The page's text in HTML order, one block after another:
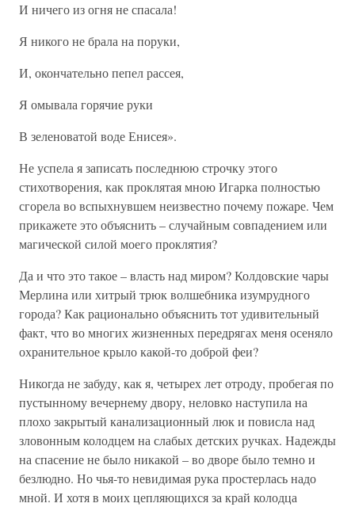
И ничего из огня не спасала!
Я никого не брала на поруки,
И, окончательно пепел рассея,
Я омывала горячие руки
В зеленоватой воде Енисея».
Не успела я записать последнюю строчку этого
стихотворения, как проклятая мною Игарка полностью
сгорела во вспыхнувшем неизвестно почему пожаре. Чем
прикажете это объяснить – случайным совпадением или
магической силой моего проклятия?
Да и что это такое – власть над миром? Колдовские чары
Мерлина или хитрый трюк волшебника изумрудного
города? Как рационально объяснить тот удивительный
факт, что во многих жизненных передрягах меня осеняло
охранительное крыло какой-то доброй феи?
Никогда не забуду, как я, четырех лет отроду, пробегая по
пустынному вечернему двору, неловко наступила на
плохо закрытый канализационный люк и повисла над
зловонным колодцем на слабых детских ручках. Надежды
на спасение не было никакой – во дворе было темно и
безлюдно. Но чья-то невидимая рука простерлась надо
мной. И хотя в моих цепляющихся за край колодца